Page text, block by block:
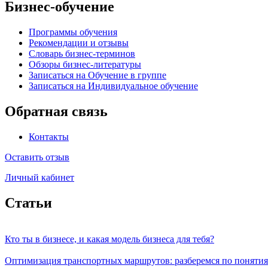
Бизнес-обучение
Программы обучения
Рекомендации и отзывы
Словарь бизнес-терминов
Обзоры бизнес-литературы
Записаться на Обучение в группе
Записаться на Индивидуальное обучение
Обратная связь
Контакты
Оставить отзыв
Личный кабинет
Статьи
Кто ты в бизнесе, и какая модель бизнеса для тебя?
Оптимизация транспортных маршрутов: разберемся по